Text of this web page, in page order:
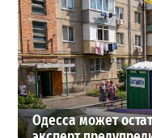
Под Одессой уносит
мужчину: идет
28-07-2026 в 17:51
ВИБОР РЕДАКЦИИ
Одесса может